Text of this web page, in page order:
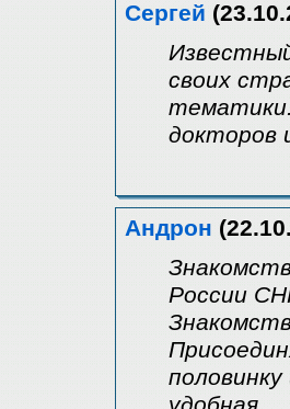
Сергей
своих
докторов
Андрон
России